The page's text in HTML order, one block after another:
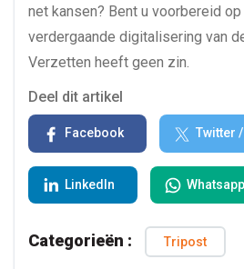
net kansen? Bent u voorbereid
verdergaande digitalisering van
Verzetten heeft geen zin.
Deel dit artikel
Facebook Twitter
LinkedIn Whatsapp
Categorieën : Tripost